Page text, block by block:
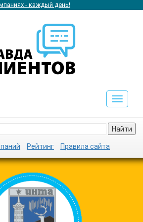
- каждый день!
Toggle
Найти
Рейтинг Правила сайта